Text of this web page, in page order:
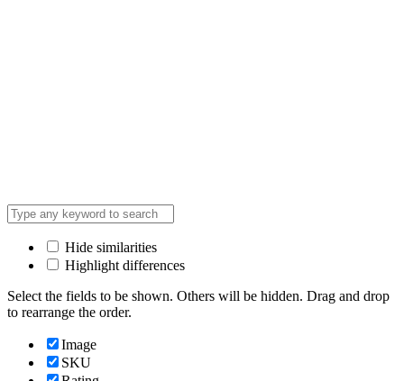
Hide similarities
Highlight differences
Select the fields to be shown. Others will be hidden. Drag and drop
to rearrange the order.
Image
SKU